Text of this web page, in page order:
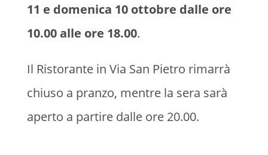
11 e domenica 10 ottobre dalle ore
10.00 alle ore 18.00.
Il Ristorante in Via San Pietro rimarrà
chiuso a pranzo, mentre la sera sarà
aperto a partire dalle ore 20.00.